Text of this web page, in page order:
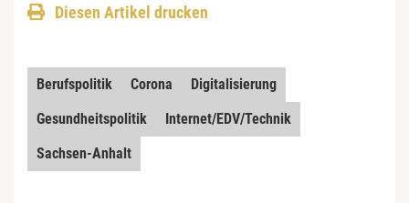
Diesen Artikel drucken
Berufspolitik Corona
Digitalisierung
Gesundheitspolitik
Internet/EDV/Technik
Sachsen-Anhalt